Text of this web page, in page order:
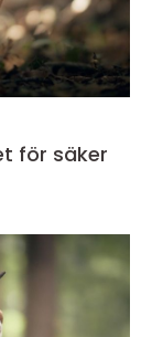
för säker